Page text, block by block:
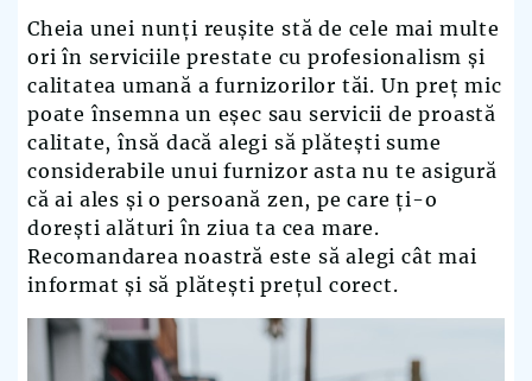
Cheia unei nunți reușite stă de cele mai multe
ori în serviciile prestate cu profesionalism și
calitatea umană a furnizorilor tăi. Un preț mic
poate însemna un eșec sau servicii de proastă
calitate, însă dacă alegi să plătești sume
considerabile unui furnizor asta nu te asigură
că ai ales și o persoană zen, pe care ți-o
dorești alături în ziua ta cea mare.
Recomandarea noastră este să alegi cât mai
informat și să plătești prețul corect.